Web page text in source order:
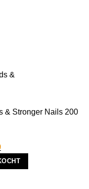
& Stronger Nails 200
Huidige
prijs
is: